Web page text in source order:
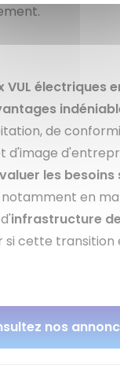
VUL électriques
de
d'image
les
notamment en
infrastructure
si cette transition
nos